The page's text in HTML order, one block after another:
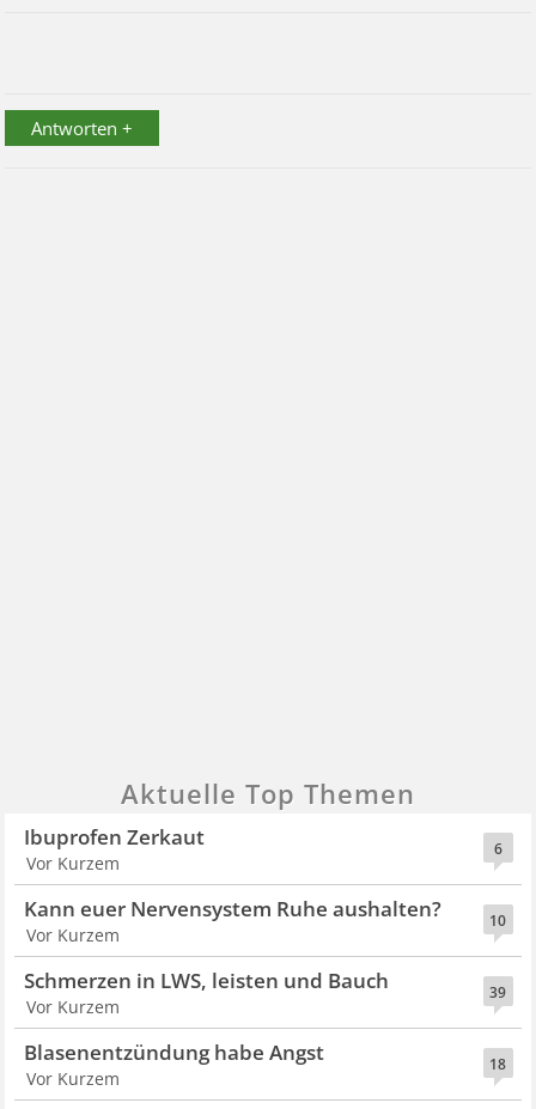
Antworten +
Aktuelle Top Themen
6
Ibuprofen Zerkaut
Vor Kurzem
10
Kann euer Nervensystem Ruhe aushalten?
Vor Kurzem
39
Schmerzen in LWS, leisten und Bauch
Vor Kurzem
18
Blasenentzündung habe Angst
Vor Kurzem